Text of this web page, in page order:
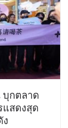
กตลาด
แสดงสุด